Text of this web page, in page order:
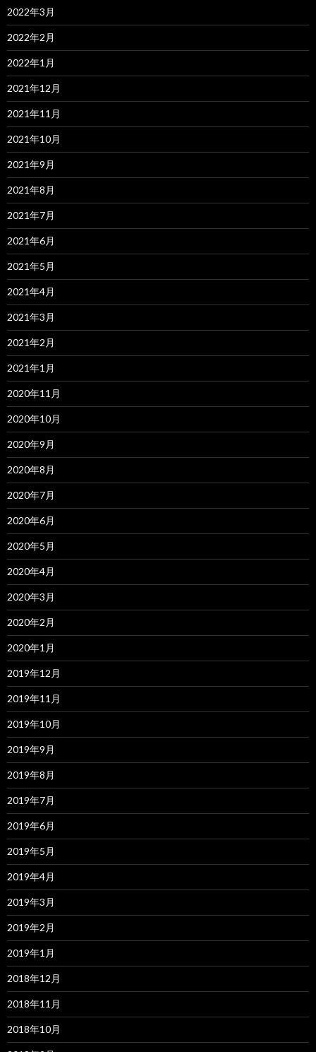
2022年3月
2022年2月
2022年1月
2021年12月
2021年11月
2021年10月
2021年9月
2021年8月
2021年7月
2021年6月
2021年5月
2021年4月
2021年3月
2021年2月
2021年1月
2020年11月
2020年10月
2020年9月
2020年8月
2020年7月
2020年6月
2020年5月
2020年4月
2020年3月
2020年2月
2020年1月
2019年12月
2019年11月
2019年10月
2019年9月
2019年8月
2019年7月
2019年6月
2019年5月
2019年4月
2019年3月
2019年2月
2019年1月
2018年12月
2018年11月
2018年10月